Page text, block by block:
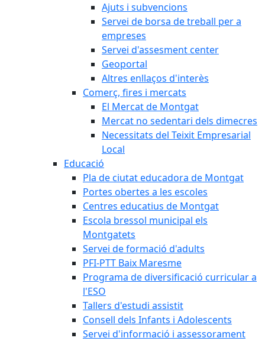
Ajuts i subvencions
Servei de borsa de treball per a
empreses
Servei d'assesment center
Geoportal
Altres enllaços d'interès
Comerç, fires i mercats
El Mercat de Montgat
Mercat no sedentari dels dimecres
Necessitats del Teixit Empresarial
Local
Educació
Pla de ciutat educadora de Montgat
Portes obertes a les escoles
Centres educatius de Montgat
Escola bressol municipal els
Montgatets
Servei de formació d'adults
PFI-PTT Baix Maresme
Programa de diversificació curricular a
l'ESO
Tallers d'estudi assistit
Consell dels Infants i Adolescents
Servei d'informació i assessorament